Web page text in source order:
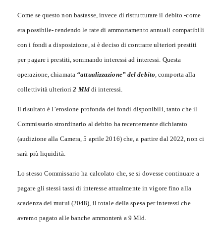
Come se questo non bastasse, invece di ristrutturare il debito -come
era possibile- rendendo le rate di ammortamento annuali compatibili
con i fondi a disposizione, si è deciso di contrarre ulteriori prestiti
per pagare i prestiti, sommando interessi ad interessi. Questa
operazione, chiamata “attualizzazione” del debito, comporta alla
collettività ulteriori 2 Mld di interessi.
Il risultato è l’erosione profonda dei fondi disponibili, tanto che il
Commissario strordinario al debito ha recentemente dichiarato
(audizione alla Camera, 5 aprile 2016) che, a partire dal 2022, non ci
sarà più liquidità.
Lo stesso Commissario ha calcolato che, se si dovesse continuare a
pagare gli stessi tassi di interesse attualmente in vigore fino alla
scadenza dei mutui (2048), il totale della spesa per interessi che
avremo pagato alle banche ammonterà a 9 Mld.